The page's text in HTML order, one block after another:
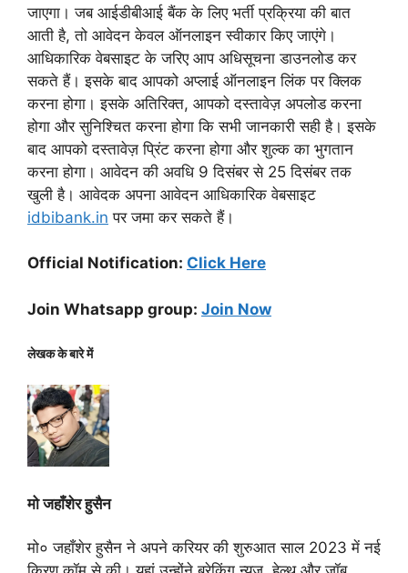
जाएगा। जब आईडीबीआई बैंक के लिए भर्ती प्रक्रिया की बात
आती है, तो आवेदन केवल ऑनलाइन स्वीकार किए जाएंगे।
आधिकारिक वेबसाइट के जरिए आप अधिसूचना डाउनलोड कर
सकते हैं। इसके बाद आपको अप्लाई ऑनलाइन लिंक पर क्लिक
करना होगा। इसके अतिरिक्त, आपको दस्तावेज़ अपलोड करना
होगा और सुनिश्चित करना होगा कि सभी जानकारी सही है। इसके
बाद आपको दस्तावेज़ प्रिंट करना होगा और शुल्क का भुगतान
करना होगा। आवेदन की अवधि 9 दिसंबर से 25 दिसंबर तक
खुली है। आवेदक अपना आवेदन आधिकारिक वेबसाइट
idbibank.in पर जमा कर सकते हैं।
Official Notification: Click Here
Join Whatsapp group: Join Now
लेखक के बारे में
मो जहाँशेर हुसैन
मो० जहाँशेर हुसैन ने अपने करियर की शुरुआत साल 2023 में नई